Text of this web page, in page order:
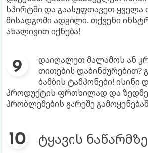
სპირტში და გაასუფთავეთ ყველა
მისადგომი ადგილი. თქვენი
ახალივით იქნება!
დაიღალეთ მალამოს ან
თითების დაბინძურებით?
ბამბის ტამპონები! ისინი
პროდუქტის ფრთხილად და
პრობლემების გარეშე
ტყავის ნაწარმზე